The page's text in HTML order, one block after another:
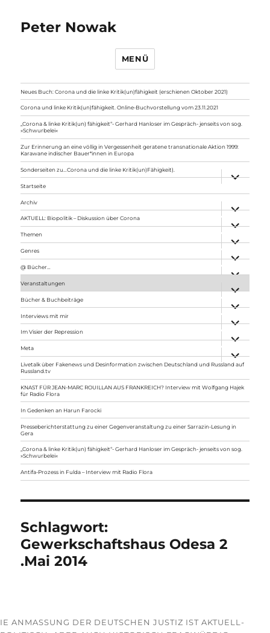
Peter Nowak
MENÜ
Neues Buch: Corona und die linke Kritik(un)fähigkeit (erschienen Oktober 2021)
Corona und linke Kritik(un)fähigkeit. Online-Buchvorstellung vom 23.11.2021
„Corona & linke Kritik(un) fähigkeit“- Gerhard Hanloser im Gespräch- jenseits von sog.
»Schwurbelei«
Zur Erinnerung an eine völlig in Vergessenheit geratene transnationale Aktion 1999:
Karawane indischer Bauer*innen in Europa
Sonderseiten zu…Corona und die linke Kritik(un)Fähigkeit).
anzeigen
Startseite
Archiv
anzeigen
AKTUELL: Biopolitik – Diskussion über Corona
anzeigen
Themen
anzeigen
Genres
anzeigen
@ Bücher…
Veranstaltungen
anzeigen
Bücher & Buchbeiträge
anzeigen
Interviews mit mir
anzeigen
Im Visier der Repression
anzeigen
Meta
anzeigen
Livetalk über Fakenews und Desinformation zwischen Deutschland und Russland auf
Russland.tv
KNAST FÜR JEAN-MARC ROUILLAN AUS FRANKREICH? Interview mit Wolfgang Hajek
für Radio Flora
In Gedenken an Harun Farocki
Presseberichterstattung zu einer Gegenveranstaltung zu einer Sarrazin-Lesung in
Gera
„Corona & linke Kritik(un) fähigkeit“- Gerhard Hanloser im Gespräch- jenseits von sog.
»Schwurbelei«
Antifa-Prozess in Fulda – Interview mit Radio Flora
Schlagwort:
Gewerkschaftshaus Odesa 2
.Mai 2014
IE ANMASSUNG DER DEUTSCHEN JUSTIZ IST AKTUELL-P